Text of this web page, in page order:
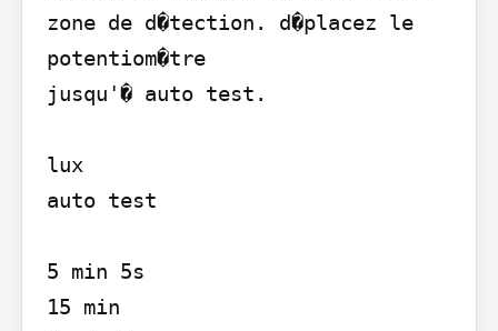
zone de d�tection. d�placez le
potentiom�tre
jusqu'� auto test.
lux
auto test
5 min 5s
15 min